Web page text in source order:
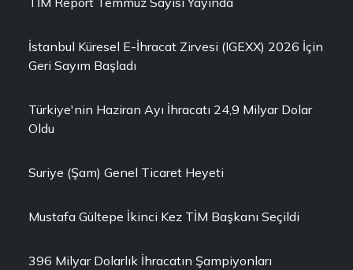
İstanbul Küresel E-İhracat Zirvesi (IGEXX) 2026 İçin
Geri Sayım Başladı
Türkiye'nin Haziran Ayı İhracatı 24,9 Milyar Dolar
Oldu
Suriye (Şam) Genel Ticaret Heyeti
Mustafa Gültepe İkinci Kez TİM Başkanı Seçildi
396 Milyar Dolarlık İhracatın Şampiyonları